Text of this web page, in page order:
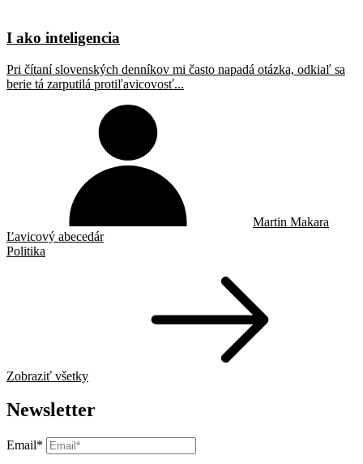
I ako inteligencia
Pri čítaní slovenských denníkov mi často napadá otázka, odkiaľ sa
berie tá zarputilá protiľavicovosť...
Martin Makara
Ľavicový abecedár
Politika
Zobraziť všetky
Newsletter
Email*